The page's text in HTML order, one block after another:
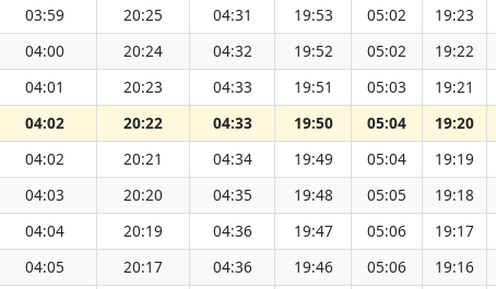
03:59 20:25 04:31 19:53 05:02 19:23
04:00 20:24 04:32 19:52 05:02 19:22
04:01 20:23 04:33 19:51 05:03 19:21
04:02 20:22 04:33 19:50 05:04 19:20
04:02 20:21 04:34 19:49 05:04 19:19
04:03 20:20 04:35 19:48 05:05 19:18
04:04 20:19 04:36 19:47 05:06 19:17
04:05 20:17 04:36 19:46 05:06 19:16